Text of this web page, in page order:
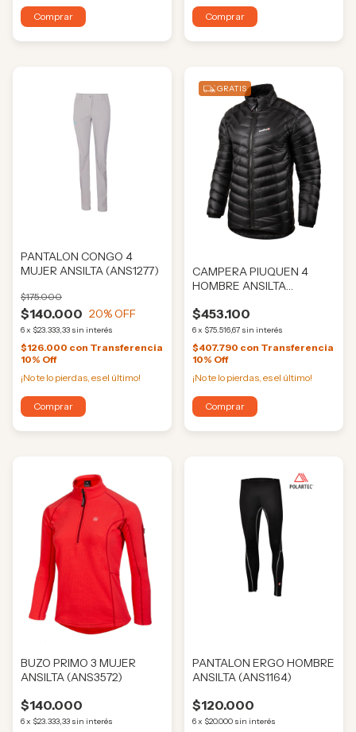
Comprar Comprar
PANTALON CONGO 4
MUJER ANSILTA (ANS1277)
$140.000
$175.000
20% OFF
6x $23.333,33 sin interés
$126.000 con Transferencia
10% Off
¡No te lo pierdas, es el último!
Comprar
GRATIS
CAMPERA PIUQUEN 4
HOMBRE ANSILTA
$453.100
6x $75.516,67 sin interés
$407.790 con Transferencia
10% Off
¡No te lo pierdas, es el último!
Comprar
BUZO PRIMO 3 MUJER
ANSILTA (ANS3572)
$140.000
6x $23.333,33 sin interés
PANTALON ERGO HOMBRE
ANSILTA (ANS1164)
$120.000
6x $20.000 sin interés